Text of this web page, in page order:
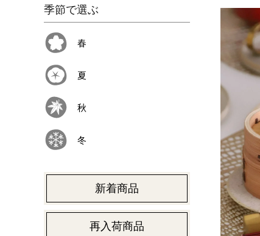
季節で選ぶ
春
夏
秋
冬
新着商品
再入荷商品